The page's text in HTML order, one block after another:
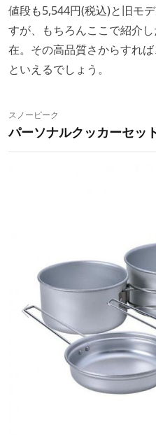
値段も5,544円(税込)と旧モ
すが、もちろんここで紹介
在。その高品質さからすれ
といえるでしょう。
スノーピーク
パーソナルクッカーセッ